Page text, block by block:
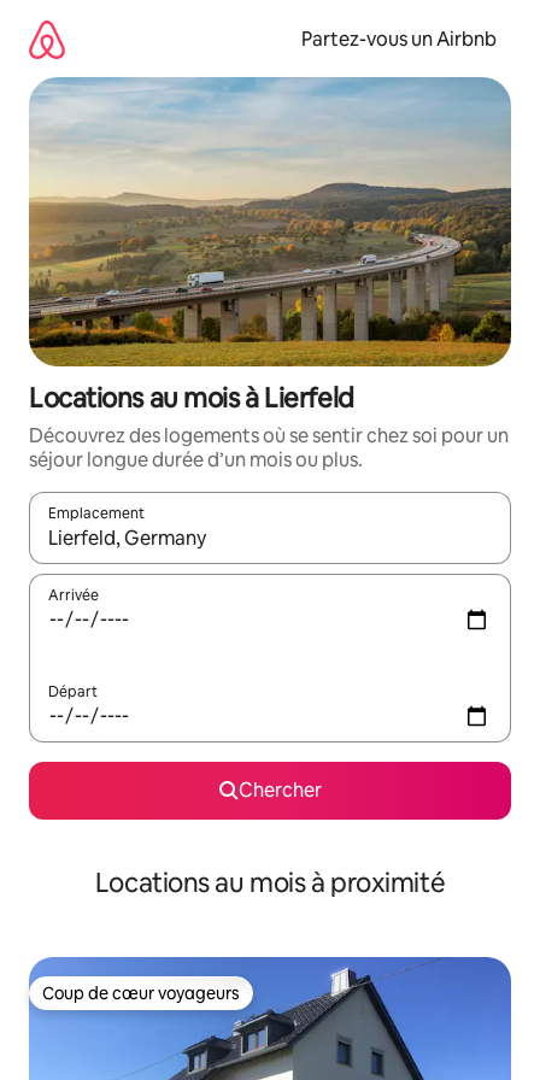
directement
contenu
Partez-vous un Airbnb
Locations au mois à Lierfeld
Découvrez des logements où se sentir chez soi pour un
séjour longue durée d’un mois ou plus.
Emplacement
Quand les résultats sont affichés, parcourez-les en utilisant
Arrivée
Départ
Chercher
Locations au mois à proximité
Coup de cœur voyageurs
Coup de cœur voyageurs